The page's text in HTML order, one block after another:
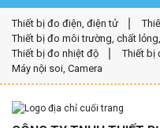
Thiết bị đo điện, điện tử
Thiết bị đo môi trường, chất
Thiết bị đo nhiệt độ
Thiết bị
Máy nội soi, Camera